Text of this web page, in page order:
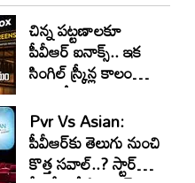
చిన్న పట్టణాలకూ
పీవీఆర్ ఐనాక్స్.. ఇక
సింగిల్ స్క్రీన్ల కాలం
చెల్లినట్టేనా
Pvr Vs Asian:
పీవీఆర్‌కు తెలుగు నుంచి
కొత్త సవాల్..? స్టార్